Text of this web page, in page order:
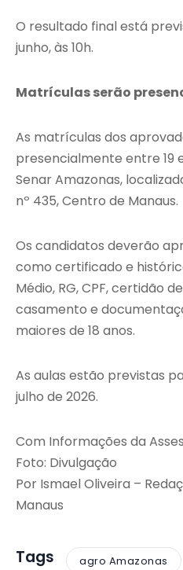
O resultado final está
junho, às 10h.
Matrículas serão
As matrículas dos
presencialmente entre 19
Senar Amazonas,
nº 435, Centro de Manaus.
Os candidatos deverão
como certificado e
Médio, RG, CPF, certidão
casamento e
maiores de 18 anos.
As aulas estão previstas
julho de 2026.
Com Informações da
Foto: Divulgação
Por Ismael Oliveira –
Manaus
Tags agro Amazonas